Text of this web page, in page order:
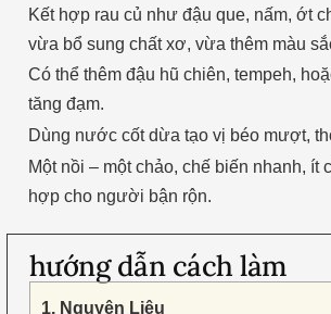
Kết hợp rau củ như đậu que, nấm, ớt
vừa bổ sung chất xơ, vừa thêm màu
Có thể thêm đậu hũ chiên, tempeh,
tăng đạm.
Dùng nước cốt dừa tạo vị béo mượt,
Một nồi – một chảo, chế biến nhanh, ít
hợp cho người bận rộn.
hướng dẫn cách làm
1. Nguyên Liệu